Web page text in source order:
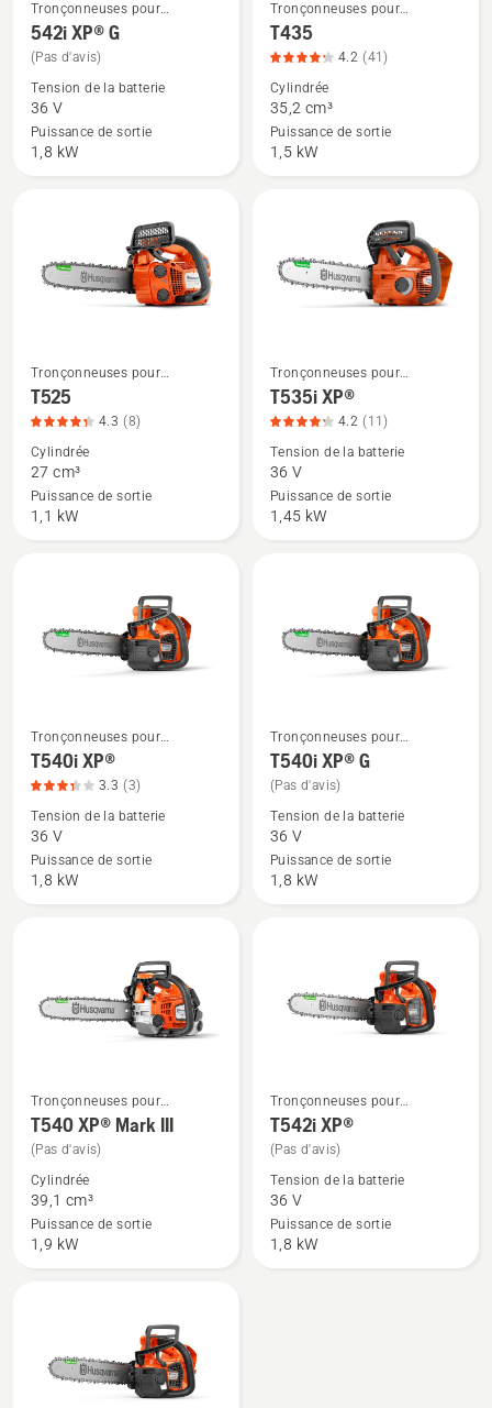
Voir
plus
de
détails
sur
542i
Tronçonneuses pour
l'entretien des arbres
542i XP® G
(Pas d'avis)
Tension de la batterie
36 V
Puissance de sortie
1,8 kW
Voir
plus
de
détails
sur
T435,
sur
Tronçonneuses pour
l'entretien des arbres
T435
4.2 (41)
Cylindrée
35,2 cm³
Puissance de sortie
1,5 kW
Voir
plus
de
détails
sur
T525,
Tronçonneuses pour
l'entretien des arbres
T525
4.3 (8)
Cylindrée
27 cm³
Puissance de sortie
1,1 kW
Voir
plus
de
détails
sur
T535i
Tronçonneuses pour
l'entretien des arbres
T535i XP®
4.2 (11)
Tension de la batterie
36 V
Puissance de sortie
1,45 kW
Voir
plus
de
détails
sur
T540i
3.3
Tronçonneuses pour
l'entretien des arbres
T540i XP®
3.3 (3)
Tension de la batterie
36 V
Puissance de sortie
1,8 kW
Voir
plus
de
détails
sur
T540i
Tronçonneuses pour
l'entretien des arbres
T540i XP® G
(Pas d'avis)
Tension de la batterie
36 V
Puissance de sortie
1,8 kW
Voir
plus
de
détails
sur
T540 XP®
Tronçonneuses pour
l'entretien des arbres
T540 XP® Mark III
(Pas d'avis)
Cylindrée
39,1 cm³
Puissance de sortie
1,9 kW
Voir
plus
de
détails
sur
T542i
Tronçonneuses pour
l'entretien des arbres
T542i XP®
(Pas d'avis)
Tension de la batterie
36 V
Puissance de sortie
1,8 kW